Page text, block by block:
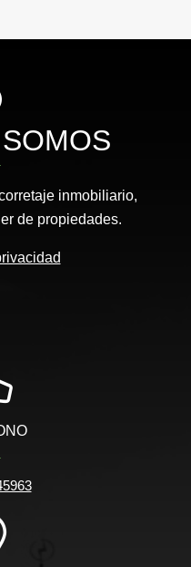
inmobiliario,
de propiedades.